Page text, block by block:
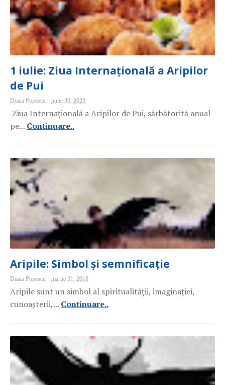
1 iulie: Ziua Internațională a Aripilor
de Pui
Diana Popescu iunie 30, 2023
Ziua Internațională a Aripilor de Pui, sărbătorită anual
pe... Continuare..
Aripile: Simbol și semnificație
Diana Popescu martie 31, 2018
Aripile sunt un simbol al spiritualității, imaginației,
cunoașterii,... Continuare..